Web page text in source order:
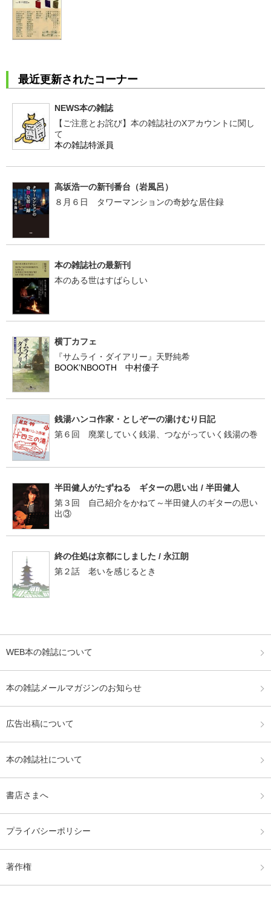
最近更新されたコーナー
NEWS本の雑誌
【ご注意とお詫び】本の雑誌社のXアカウントに関し
て
本の雑誌特派員
高坂浩一の新刊番台（岩風呂）
８月６日 タワーマンションの奇妙な居住録
本の雑誌社の最新刊
本のある世はすばらしい
横丁カフェ
『サムライ・ダイアリー』天野純希
BOOK’NBOOTH 中村優子
銭湯ハンコ作家・としぞーの湯けむり日記
第６回 廃業していく銭湯、つながっていく銭湯の巻
半田健人がたずねる ギターの思い出 / 半田健人
第３回 自己紹介をかねて～半田健人のギターの思い
出③
終の住処は京都にしました / 永江朗
第２話 老いを感じるとき
WEB本の雑誌について
本の雑誌メールマガジンのお知らせ
広告出稿について
本の雑誌社について
書店さまへ
プライバシーポリシー
著作権